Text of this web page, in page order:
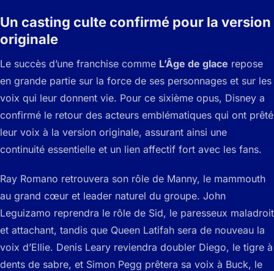
Un casting culte confirmé pour la version
originale
Le succès d’une franchise comme L’Âge de glace repose
en grande partie sur la force de ses personnages et sur les
voix qui leur donnent vie. Pour ce sixième opus, Disney a
confirmé le retour des acteurs emblématiques qui ont prêté
leur voix à la version originale, assurant ainsi une
continuité essentielle et un lien affectif fort avec les fans.
Ray Romano retrouvera son rôle de Manny, le mammouth
au grand cœur et leader naturel du groupe. John
Leguizamo reprendra le rôle de Sid, le paresseux maladroit
et attachant, tandis que Queen Latifah sera de nouveau la
voix d’Ellie. Denis Leary reviendra doubler Diego, le tigre à
dents de sabre, et Simon Pegg prêtera sa voix à Buck, le